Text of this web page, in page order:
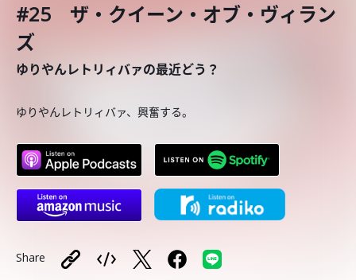
#25 ザ・クイーン・オブ・ヴィラン
ズ
ゆりやんレトリィバァの最近どう？
ゆりやんレトリィバァ、興奮する。
Share